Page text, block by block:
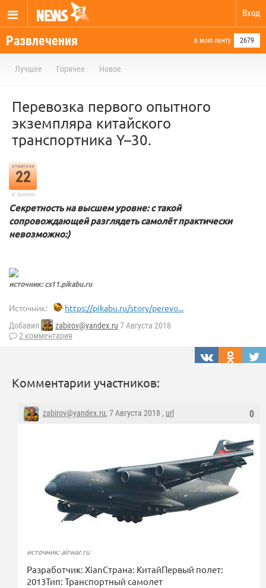
Вход
Развлечения в мою ленту 2679
Лучшее Горячее Новое
Перевозка первого опытного
экземпляра китайского
транспортника Y–30.
отметили
22
в архиве
Секретность на высшем уровне: с такой
сопровождающей разглядеть самолёт практически
невозможно:)
источник: cs11.pikabu.ru
Источник: https://pikabu.ru/story/perevo...
Добавил zabirov@yandex.ru 7 Августа 2018
2 комментария
Комментарии участников:
0
zabirov@yandex.ru, 7 Августа 2018 , url
источник: airwar.ru
Разработчик: XianСтрана: КитайПервый полет:
2013Тип: Транспортный самолет